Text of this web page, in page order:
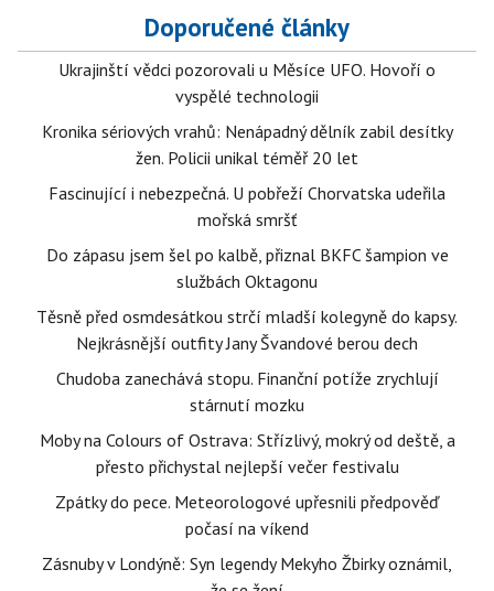
Doporučené články
Ukrajinští vědci pozorovali u Měsíce UFO. Hovoří o
vyspělé technologii
Kronika sériových vrahů: Nenápadný dělník zabil desítky
žen. Policii unikal téměř 20 let
Fascinující i nebezpečná. U pobřeží Chorvatska udeřila
mořská smršť
Do zápasu jsem šel po kalbě, přiznal BKFC šampion ve
službách Oktagonu
Těsně před osmdesátkou strčí mladší kolegyně do kapsy.
Nejkrásnější outfity Jany Švandové berou dech
Chudoba zanechává stopu. Finanční potíže zrychlují
stárnutí mozku
Moby na Colours of Ostrava: Střízlivý, mokrý od deště, a
přesto přichystal nejlepší večer festivalu
Zpátky do pece. Meteorologové upřesnili předpověď
počasí na víkend
Zásnuby v Londýně: Syn legendy Mekyho Žbirky oznámil,